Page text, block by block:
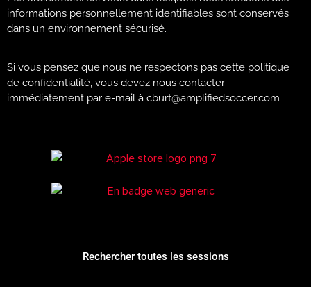
informations personnellement identifiables sont conservés
dans un environnement sécurisé.
Si vous pensez que nous ne respectons pas cette politique
de confidentialité, vous devez nous contacter
immédiatement par e-mail à cburt@amplifiedsoccer.com
Rechercher toutes les sessions